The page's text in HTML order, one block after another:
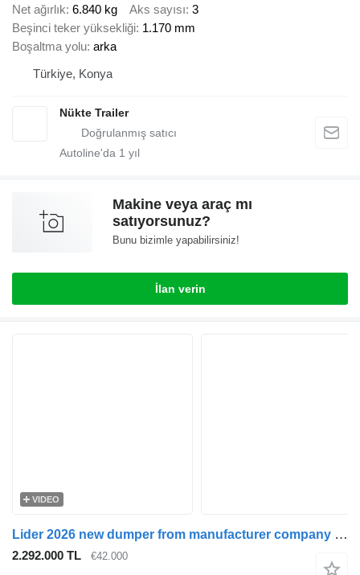
Net ağırlık 6.840 kg Aks sayısı 3
Beşinci teker yüksekliği 1.170 mm
Boşaltma yolu arka
Türkiye, Konya
Nükte Trailer
Autoline'da 1 yıl
Makine veya araç mı
satıyorsunuz?
Bunu bizimle yapabilirsiniz!
İlan verin
VIDEO
Lider 2026 new dumper from manufacturer company LIDER TRAILER
2.292.000 TL €42.000